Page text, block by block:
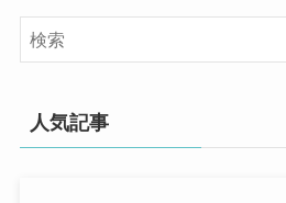
人気記事